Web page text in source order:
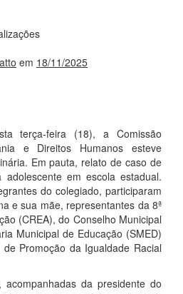
em 18/11/2025
terça-feira (18), a Comissão
e Direitos Humanos esteve
Em pauta, relato de caso de
em escola estadual.
do colegiado, participaram
e sua mãe, representantes da 8ª
(CREA), do Conselho Municipal
Municipal de Educação (SMED)
Promoção da Igualdade Racial
da presidente do